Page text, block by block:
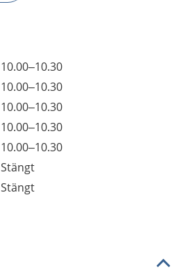
10.00–10.30
10.00–10.30
10.00–10.30
10.00–10.30
10.00–10.30
Stängt
Stängt